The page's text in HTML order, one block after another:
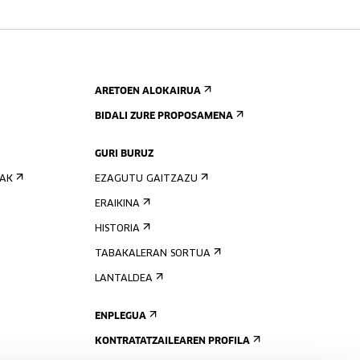
ARETOEN ALOKAIRUA
BIDALI ZURE PROPOSAMENA
GURI BURUZ
EZAGUTU GAITZAZU
ERAIKINA
HISTORIA
TABAKALERAN SORTUA
LANTALDEA
ENPLEGUA
KONTRATATZAILEAREN PROFILA